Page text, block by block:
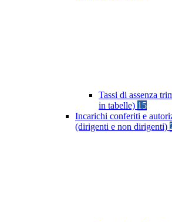
Tassi di assenza
in tabelle) 15
Incarichi conferiti e
(dirigenti e non dirigenti)